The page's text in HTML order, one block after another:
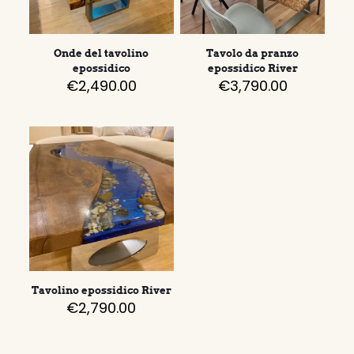
Onde del tavolino
epossidico
€2,490.00
Tavolo da pranzo
epossidico River
€3,790.00
Tavolino epossidico River
€2,790.00